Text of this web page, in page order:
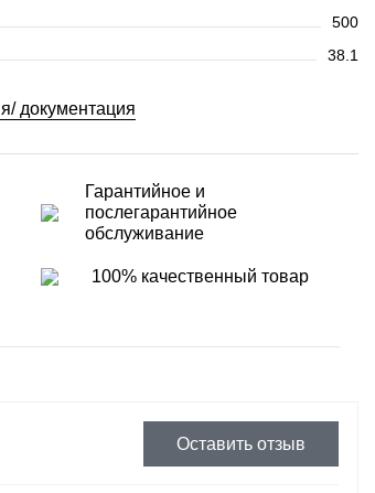
500
38.1
документация
Гарантийное и
послегарантийное
обслуживание
100% качественный товар
Оставить отзыв